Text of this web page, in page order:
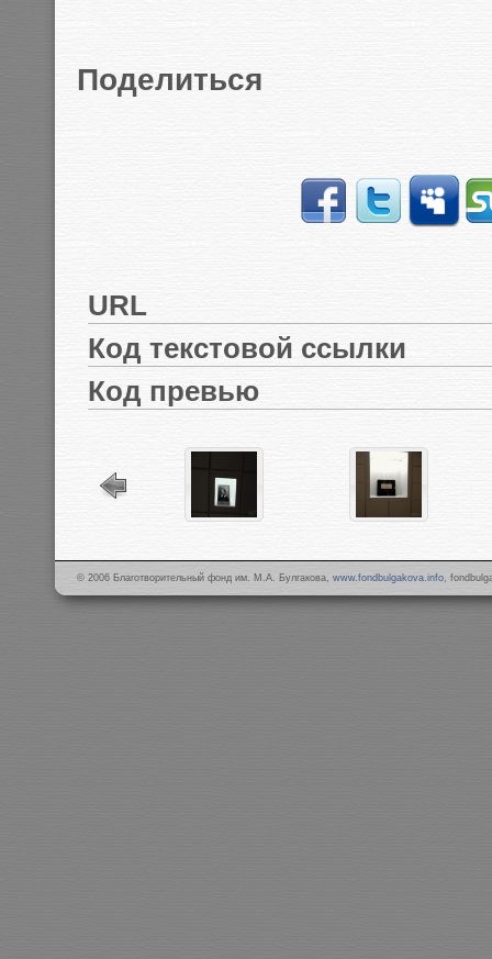
Поделиться
URL
Код текстовой ссылки
Код превью
© 2006 Благотворительный фонд им. М.А. Булгакова, www.fondbulgakova.info,